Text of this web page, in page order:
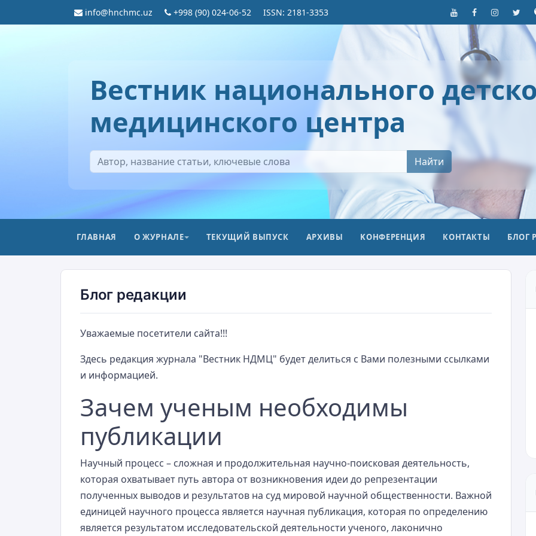
info@hnchmc.uz +998 (90) 024-06-52 ISSN: 2181-3353
Вестник национального
медицинского центра
Найти
ГЛАВНАЯ О ЖУРНАЛЕ ТЕКУЩИЙ ВЫПУСК АРХИВЫ KОНФЕРЕНЦИЯ КОНТАКТЫ БЛОГ
Блог редакции
Уважаемые посетители сайта!!!
Здесь редакция журнала "Вестник НДМЦ" будет делиться с Вами полезными ссылками
и информацией.
Зачем ученым необходимы
публикации
Научный процесс – сложная и продолжительная научно-поисковая деятельность,
которая охватывает путь автора от возникновения идеи до репрезентации
полученных выводов и результатов на суд мировой научной общественности. Важной
единицей научного процесса является научная публикация, которая по определению
является результатом исследовательской деятельности ученого, лаконично